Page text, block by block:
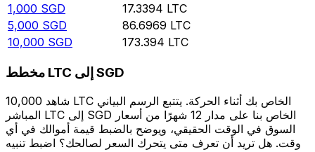
1,000 SGD 17.3394 LTC
5,000 SGD 86.6969 LTC
10,000 SGD 173.394 LTC
مخطط LTC إلى SGD
شاهد 10,000 LTC الخاص بك أثناء الحركة. يتتبع الرسم البياني
المباشر LTC إلى SGD الخاص بنا على مدار 12 شهرًا من أسعار
السوق في الوقت الحقيقي، ويوضح بالضبط قيمة أموالك في أي
وقت. هل تريد أن تعرف متى يتحرك السعر لصالحك؟ اضبط تنبيه